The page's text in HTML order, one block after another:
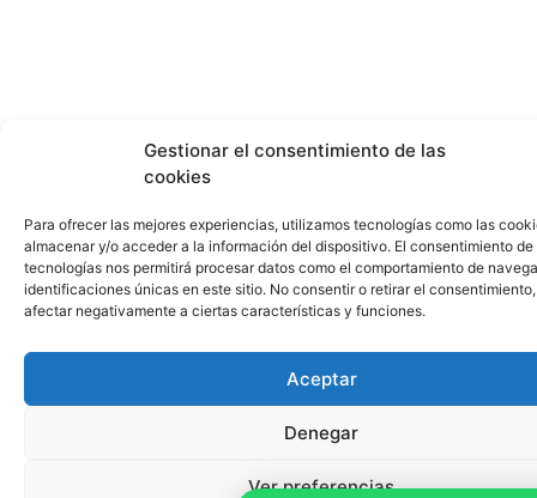
Gestionar el consentimiento de las
cookies
Para ofrecer las mejores experiencias, utilizamos tecnologías como las
almacenar y/o acceder a la información del dispositivo. El consentimiento de
tecnologías nos permitirá procesar datos como el comportamiento de
identificaciones únicas en este sitio. No consentir o retirar el
afectar negativamente a ciertas características y funciones.
Aceptar
Denegar
Ver preferencias